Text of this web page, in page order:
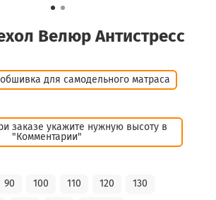
Велюр Антистресс
для самодельного матраса
заказе укажите нужную высоту в
"Комментарии"
90 100 110 120
130